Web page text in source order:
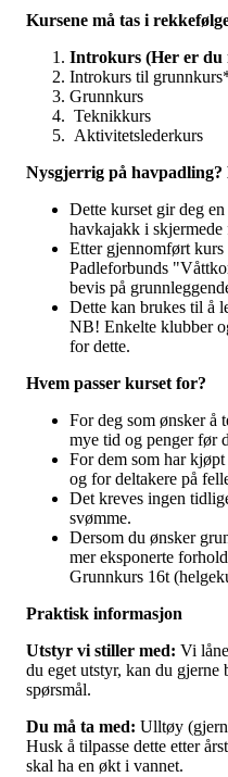
Kursene må tas i
Introkurs (Her er du
Introkurs til
Grunnkurs
Teknikkurs
Aktivitetslederkurs
Nysgjerrig på
Dette kurset gir deg
havkajakk i
Etter gjennomført
Padleforbunds
bevis på
Dette kan brukes til å
NB! Enkelte klubber
for dette.
Hvem passer kurset for?
For deg som ønsker å
mye tid og penger før
For dem som har
og for deltakere på
Det kreves ingen
svømme.
Dersom du ønsker
mer eksponerte
Grunnkurs 16t
Praktisk informasjon
Utstyr vi stiller med: Vi
du eget utstyr, kan du gjerne
spørsmål.
Du må ta med: Ulltøy
Husk å tilpasse dette etter
skal ha en økt i vannet.